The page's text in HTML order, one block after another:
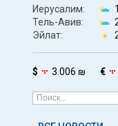
Иерусалим:
Тель-Авив:
Эйлат:
$ 3.006 ₪ €